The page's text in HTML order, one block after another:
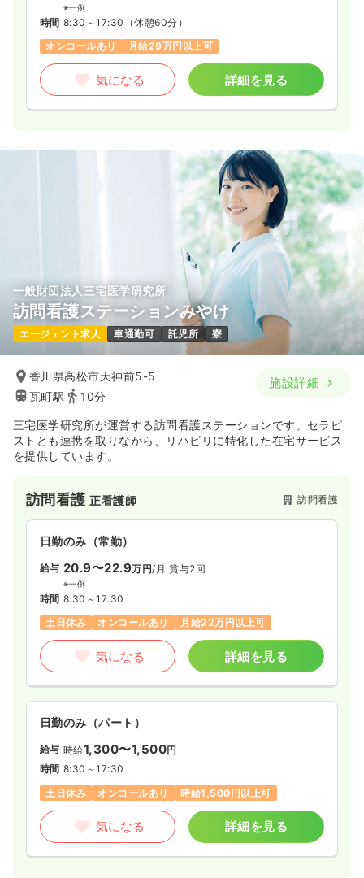
※一例
時間 8:30～17:30 （休憩60分）
オンコールあり
月給29万円以上可
気になる 詳細を見る
一般財団法人三宅医学研究所
訪問看護ステーションみやけ
エージェント求人 車通勤可 託児所 寮
香川県高松市天神前5-5
瓦町駅
10分
施設詳細
三宅医学研究所が運営する訪問看護ステーションです。セラピ
ストとも連携を取りながら、リハビリに特化した在宅サービス
を提供しています。
訪問看護正看護師 訪問看護
日勤のみ（常勤）
給与 20.9〜22.9万円/月 賞与2回
※一例
時間 8:30～17:30
土日休み
オンコールあり 月給22万円以上可
気になる 詳細を見る
日勤のみ（パート）
給与 時給1,300〜1,500円
時間 8:30～17:30
土日休み
オンコールあり 時給1,500円以上可
気になる 詳細を見る